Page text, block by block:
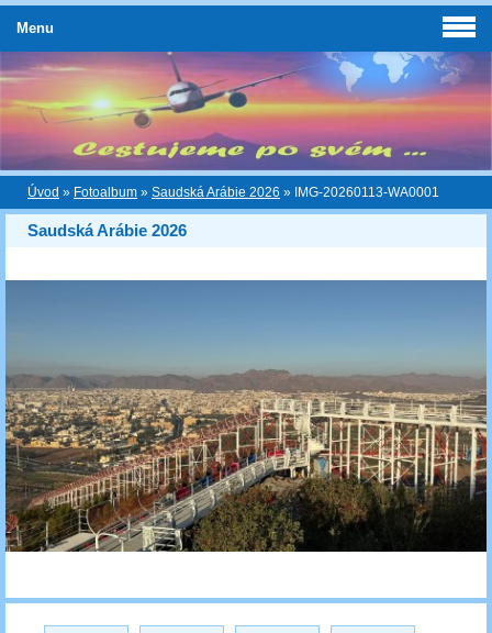
Úvod » Fotoalbum » Saudská Arábie 2026 » IMG-20260113-WA0001
Saudská Arábie 2026
Menu